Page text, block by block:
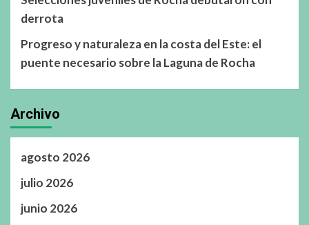
derrota
Progreso y naturaleza en la costa del Este: el
puente necesario sobre la Laguna de Rocha
Archivo
agosto 2026
julio 2026
junio 2026